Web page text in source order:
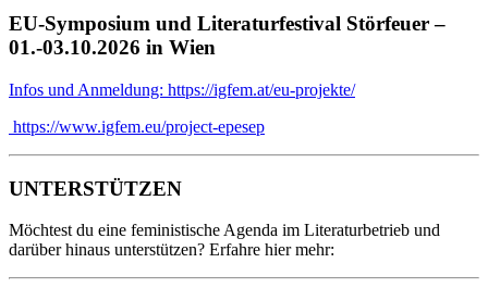
EU-Symposium und Literaturfestival Störfeuer –
01.-03.10.2026 in Wien
Infos und Anmeldung: https://igfem.at/eu-projekte/
https://www.igfem.eu/project-epesep
UNTERSTÜTZEN
Möchtest du eine feministische Agenda im Literaturbetrieb und
darüber hinaus unterstützen? Erfahre hier mehr: